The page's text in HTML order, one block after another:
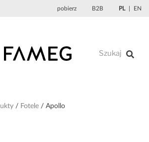
pobierz B2B PL EN
Fotele Apollo